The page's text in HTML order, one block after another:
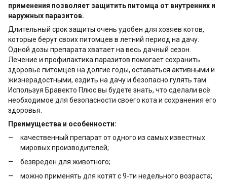
применения позволяет защитить питомца от внутренних и
наружных паразитов.
Длительный срок защиты очень удобен для хозяев котов,
которые берут своих питомцев в летний период на дачу.
Одной дозы препарата хватает на весь дачный сезон.
Лечение и профилактика паразитов помогает сохранить
здоровье питомцев на долгие годы, оставаться активными и
жизнерадостными, ездить на дачу и безопасно гулять там.
Используя Бравекто Плюс вы будете знать, что сделали всё
необходимое для безопасности своего кота и сохранения его
здоровья.
Преимущества и особенности:
качественный препарат от одного из самых известных
мировых производителей;
безвреден для животного;
можно применять для котят с 9-ти недельного возраста;